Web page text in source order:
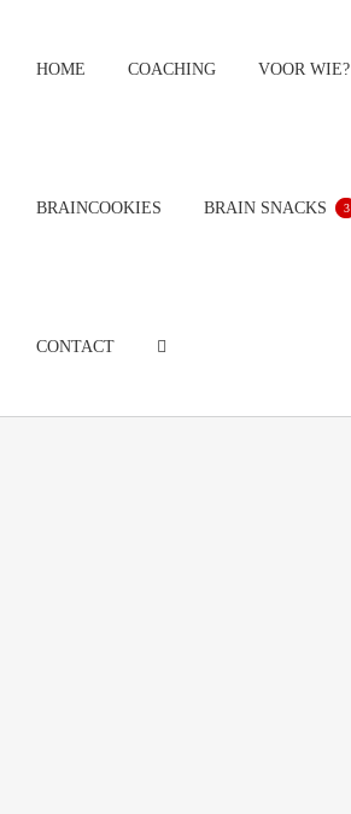
HOME COACHING VOOR WIE?
BRAINCOOKIES BRAIN SNACKS 3
CONTACT